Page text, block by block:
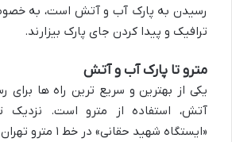
رسیدن به پارک آب و آتش است، به
ترافیک و پیدا کردن جای پارک بیزارند.
مترو تا پارک آب و آتش
یکی از بهترین و سریع ترین راه ها
آتش، استفاده از مترو است. نزدیک
«ایستگاه شهید